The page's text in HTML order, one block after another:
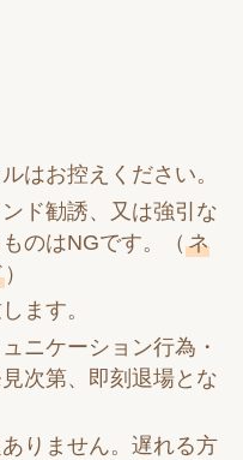
はお控えください。
ド勧誘、又は強引な
のはNGです。（ネ
）
ます。
ニケーション行為・
次第、即刻退場とな
りません。遅れる方